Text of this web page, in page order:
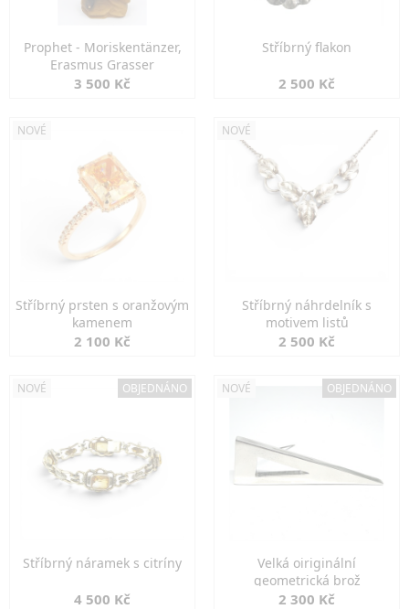
Prophet - Moriskentänzer,
Erasmus Grasser
3 500 Kč
Stříbrný flakon
2 500 Kč
NOVÉ
Stříbrný prsten s oranžovým
kamenem
2 100 Kč
NOVÉ
Stříbrný náhrdelník s
motivem listů
2 500 Kč
NOVÉ OBJEDNÁNO
Stříbrný náramek s citríny
4 500 Kč
NOVÉ OBJEDNÁNO
Velká oiriginální
geometrická brož
2 300 Kč